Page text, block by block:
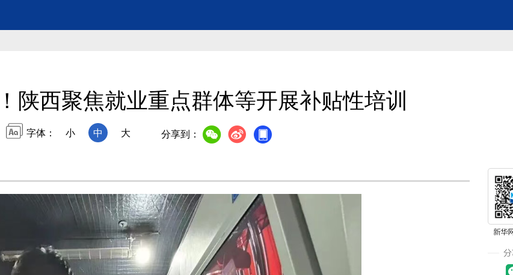
陕西聚焦就业重点群体等开展补贴性培训
字体： 小 中 大 分享到：